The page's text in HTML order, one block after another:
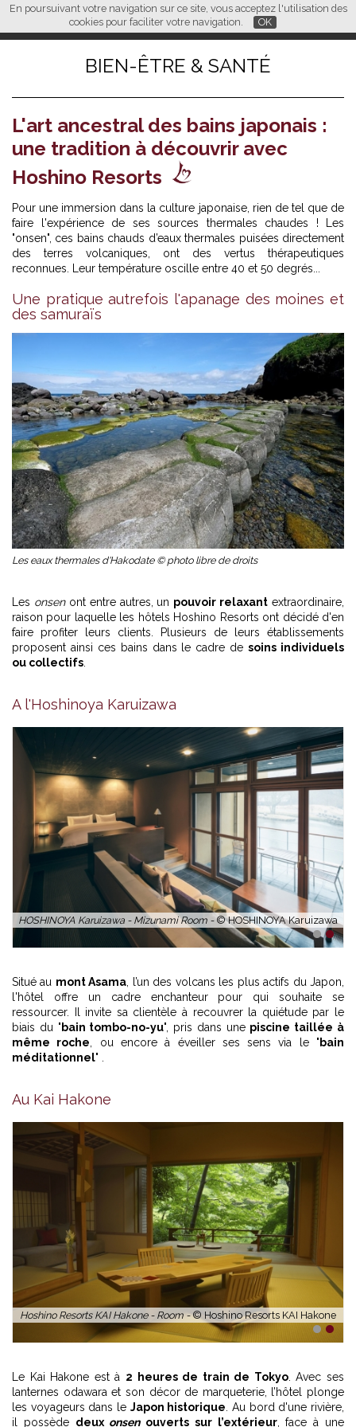
En poursuivant votre navigation sur ce site, vous acceptez l'utilisation des
cookies pour faciliter votre navigation.
OK
FR EN CN
L M
BIEN-ÊTRE & SANTÉ
L'art ancestral des bains japonais :
une tradition à découvrir avec
Hoshino Resorts
Pour une immersion dans la culture japonaise, rien de tel que de
faire l'expérience de ses sources thermales chaudes ! Les
"onsen", ces bains chauds d’eaux thermales puisées directement
des terres volcaniques, ont des vertus thérapeutiques
reconnues. Leur température oscille entre 40 et 50 degrés...
Une pratique autrefois l'apanage des moines et
des samuraïs
Les eaux thermales d'Hakodate © photo libre de droits
Les onsenont entre autres, un pouvoir relaxant extraordinaire,
raison pour laquelle les hôtels Hoshino Resorts ont décidé d'en
faire profiter leurs clients. Plusieurs de leurs établissements
proposent ainsi ces bains dans le cadre desoins individuels
ou collectifs
A l'Hoshinoya Karuizawa
HOSHINOYA Karuizawa - Mizunami Room -© HOSHINOYA Karuizawa
1 2
Situé au mont Asama , l’un des volcans les plus actifs du Japon,
l'hôtel offre un cadre enchanteur pour qui souhaite se
ressourcer. Il invite sa clientèle à recouvrer la quiétude par le
biais du "bain tombo-no-yu", pris dans une piscine taillée à
même roche , ou encore à éveiller ses sens via le "bain
méditationnel" .
Au Kai Hakone
Hoshino Resorts KAI Hakone - Room -© Hoshino Resorts KAI Hakone
1 2
Le Kai Hakone est à 2 heures de train de Tokyo. Avec ses
lanternes odawara et son décor de marqueterie, l’hôtel plonge
les voyageurs dans le Japon historique . Au bord d'une rivière,
il possède deux onsenouverts sur l’extérieur, face à une